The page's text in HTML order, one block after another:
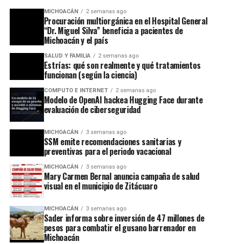
MICHOACÁN 2 semanas ago
Procuración multiorgánica en el Hospital General
“Dr. Miguel Silva” beneficia a pacientes de
Michoacán y el país
SALUD Y FAMILIA 2 semanas ago
Estrías: qué son realmente y qué tratamientos
funcionan (según la ciencia)
COMPUTO E INTERNET 2 semanas ago
Modelo de OpenAI hackea Hugging Face durante
evaluación de ciberseguridad
MICHOACÁN 3 semanas ago
SSM emite recomendaciones sanitarias y
preventivas para el periodo vacacional
MICHOACÁN 3 semanas ago
Mary Carmen Bernal anuncia campaña de salud
visual en el municipio de Zitácuaro
MICHOACÁN 3 semanas ago
Sader informa sobre inversión de 47 millones de
pesos para combatir el gusano barrenador en
Michoacán